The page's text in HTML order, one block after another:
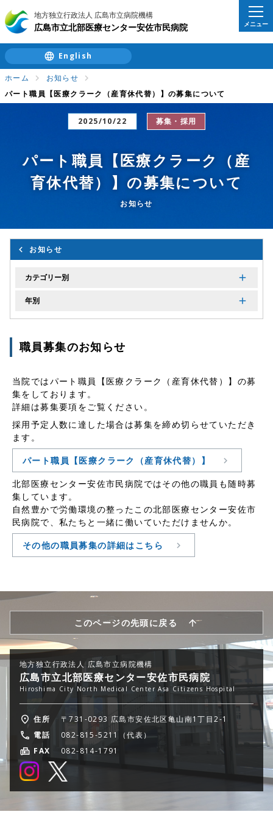
地方独立行政法人 広島市立病院機構
広島市立北部医療センター安佐市民病院 メニュー
English
ホーム
お知らせ
パート職員【医療クラーク（産育休代替）】の募集について
2025/10/22 募集・採用
パート職員【医療クラーク（産
育休代替）】の募集について
お知らせ
お知らせ
カテゴリー別
年別
職員募集のお知らせ
当院ではパート職員【医療クラーク（産育休代替）】の募
集をしております。
詳細は募集要項をご覧ください。
採用予定人数に達した場合は募集を締め切らせていただき
ます。
パート職員【医療クラーク（産育休代替）】
北部医療センター安佐市民病院ではその他の職員も随時募
集しています。
自然豊かで労働環境の整ったこの北部医療センター安佐市
民病院で、私たちと一緒に働いていただけませんか。
その他の職員募集の詳細はこちら
このページの先頭に戻る
地方独立行政法人 広島市立病院機構
広島市立北部医療センター安佐市民病院
Hiroshima City North Medical Center Asa Citizens Hospital
住所
〒731-0293 広島市安佐北区亀山南1丁目2-1
電話
082-815-5211（代表）
FAX
082-814-1791